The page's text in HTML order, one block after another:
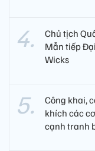
Chủ tịch
Mẫn tiếp
Wicks
Công khai,
khích các
cạnh tranh